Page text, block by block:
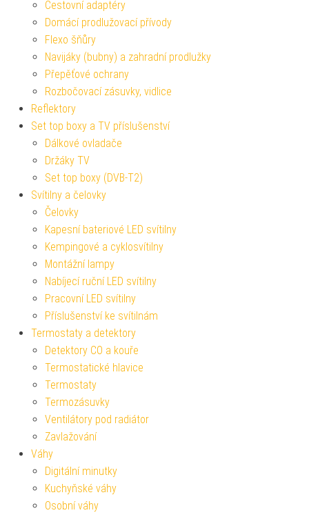
Cestovní adaptéry
Domácí prodlužovací přívody
Flexo šňůry
Navijáky (bubny) a zahradní prodlužky
Přepěťové ochrany
Rozbočovací zásuvky, vidlice
Reflektory
Set top boxy a TV příslušenství
Dálkové ovladače
Držáky TV
Set top boxy (DVB-T2)
Svítilny a čelovky
Čelovky
Kapesní bateriové LED svítilny
Kempingové a cyklosvítilny
Montážní lampy
Nabíjecí ruční LED svítilny
Pracovní LED svítilny
Příslušenství ke svítilnám
Termostaty a detektory
Detektory CO a kouře
Termostatické hlavice
Termostaty
Termozásuvky
Ventilátory pod radiátor
Zavlažování
Váhy
Digitální minutky
Kuchyňské váhy
Osobní váhy